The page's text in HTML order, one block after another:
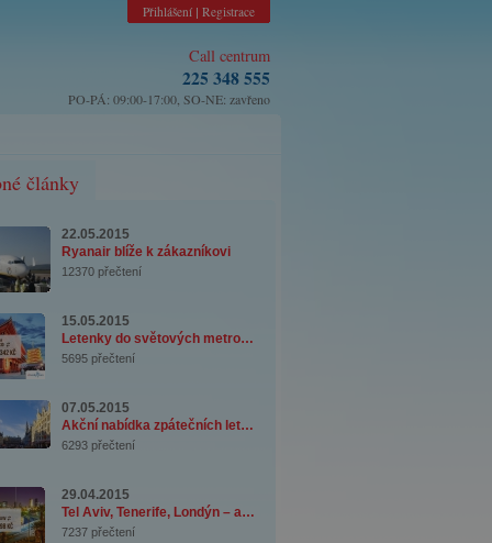
Přihlášení | Registrace
Call centrum
225 348 555
PO-PÁ: 09:00-17:00, SO-NE: zavřeno
články
22.05.2015
Ryanair blíže k zákazníkovi
12370 přečtení
15.05.2015
Letenky do světových metropolí za výhodné c ...
5695 přečtení
07.05.2015
Akční nabídka zpátečních letenek – Brémy od ...
6293 přečtení
29.04.2015
Tel Aviv, Tenerife, Londýn – akční letenky ...
7237 přečtení